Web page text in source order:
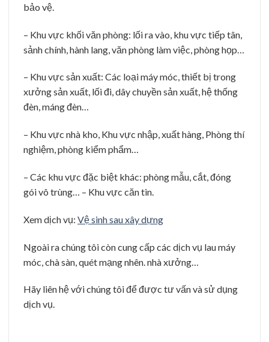
bảo vệ.
– Khu vực khối văn phòng: lối ra vào, khu vực tiếp tân,
sảnh chính, hành lang, văn phòng làm việc, phòng họp…
– Khu vực sản xuất: Các loại máy móc, thiết bị trong
xưởng sản xuất, lối đi, dây chuyền sản xuất, hệ thống
đèn, máng đèn…
– Khu vực nhà kho, Khu vực nhập, xuất hàng, Phòng thí
nghiệm, phòng kiểm phẩm…
– Các khu vực đặc biệt khác: phòng mẫu, cắt, đóng
gói vô trùng… – Khu vực căn tin.
Xem dịch vụ: Vệ sinh sau xây dựng
Ngoài ra chúng tôi còn cung cấp các dịch vụ lau máy
móc, chà sàn, quét mạng nhên. nhà xưởng…
Hãy liên hệ với chúng tôi để được tư vấn và sử dụng
dịch vụ.